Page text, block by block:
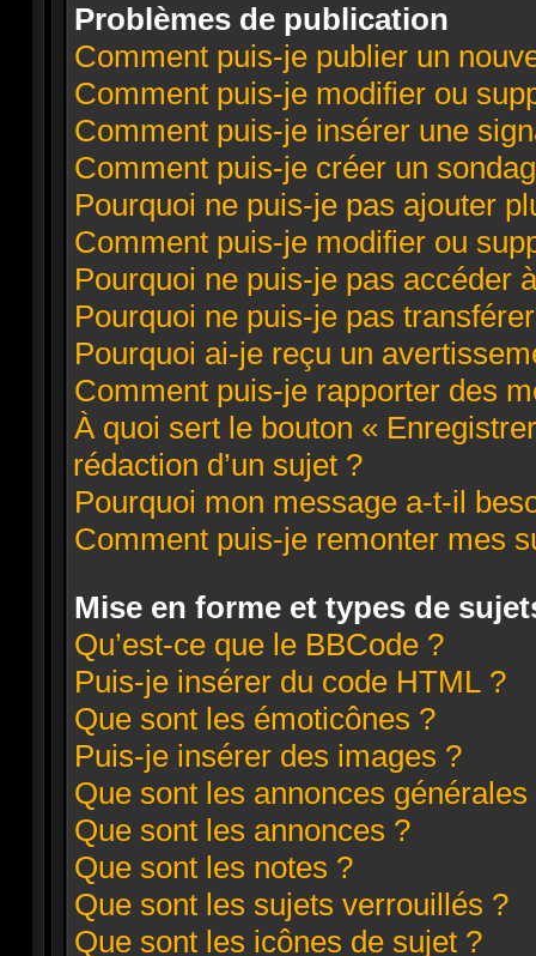
Problèmes de publication
Comment puis-je publier un
Comment puis-je modifier ou
Comment puis-je insérer une
Comment puis-je créer un
Pourquoi ne puis-je pas ajouter
Comment puis-je modifier ou
Pourquoi ne puis-je pas accéder
Pourquoi ne puis-je pas
Pourquoi ai-je reçu un
Comment puis-je rapporter des
À quoi sert le bouton «
rédaction d’un sujet ?
Pourquoi mon message a-t-il
Comment puis-je remonter mes
Mise en forme et types de
Qu’est-ce que le BBCode ?
Puis-je insérer du code HTML ?
Que sont les émoticônes ?
Puis-je insérer des images ?
Que sont les annonces générales
Que sont les annonces ?
Que sont les notes ?
Que sont les sujets verrouillés ?
Que sont les icônes de sujet ?